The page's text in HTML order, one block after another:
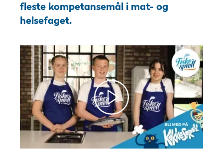
fleste kompetansemål i mat- og
helsefaget.